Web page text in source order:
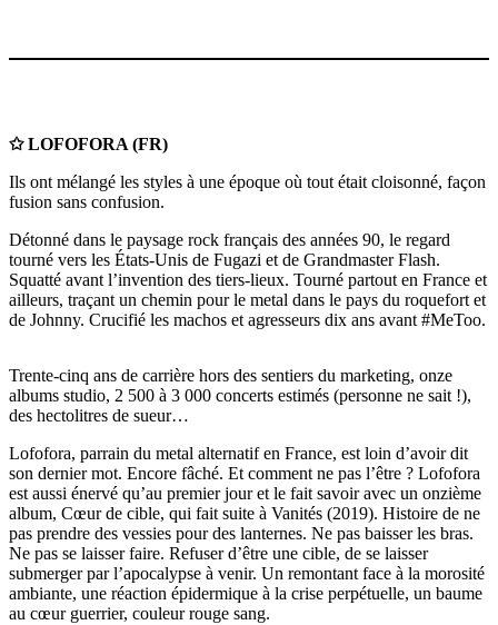
✩ LOFOFORA (FR)
Ils ont mélangé les styles à une époque où tout était cloisonné, façon
fusion sans confusion.
Détonné dans le paysage rock français des années 90, le regard
tourné vers les États-Unis de Fugazi et de Grandmaster Flash.
Squatté avant l’invention des tiers-lieux. Tourné partout en France et
ailleurs, traçant un chemin pour le metal dans le pays du roquefort et
de Johnny. Crucifié les machos et agresseurs dix ans avant #MeToo.
Trente-cinq ans de carrière hors des sentiers du marketing, onze
albums studio, 2 500 à 3 000 concerts estimés (personne ne sait !),
des hectolitres de sueur…
Lofofora, parrain du metal alternatif en France, est loin d’avoir dit
son dernier mot. Encore fâché. Et comment ne pas l’être ? Lofofora
est aussi énervé qu’au premier jour et le fait savoir avec un onzième
album, Cœur de cible, qui fait suite à Vanités (2019). Histoire de ne
pas prendre des vessies pour des lanternes. Ne pas baisser les bras.
Ne pas se laisser faire. Refuser d’être une cible, de se laisser
submerger par l’apocalypse à venir. Un remontant face à la morosité
ambiante, une réaction épidermique à la crise perpétuelle, un baume
au cœur guerrier, couleur rouge sang.